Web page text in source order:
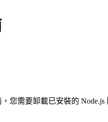
您需要卸載已安裝的